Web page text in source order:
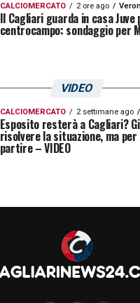
CALCIOMERCATO 2 ore ago
Il Cagliari guarda in casa Juve
centrocampo: sondaggio per
VIDEO
CALCIOMERCATO 2 settimane ago
Esposito resterà a Cagliari?
risolvere la situazione, ma
partire – VIDEO